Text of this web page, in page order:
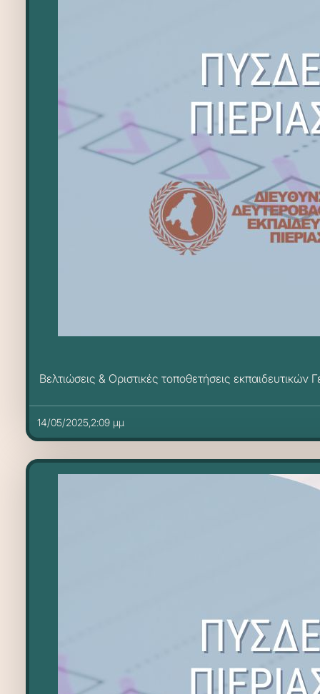
Βελτιώσεις & Οριστικές τοποθετήσεις
14/05/2025,2:09 μμ